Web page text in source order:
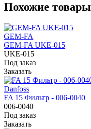
Похожие товары
GEM-FA
GEM-FA UKE-015
UKE-015
Под заказ
Заказать
Danfoss
FA 15 Фильтр - 006-0040
006-0040
Под заказ
Заказать